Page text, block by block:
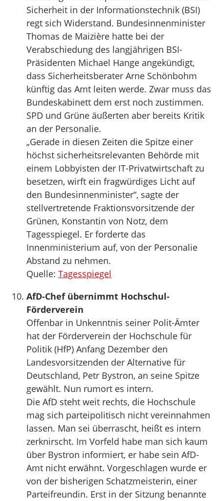
Sicherheit in der Informationstechnik (BSI)
regt sich Widerstand. Bundesinnenminister
Thomas de Maizière hatte bei der
Verabschiedung des langjährigen BSI-
Präsidenten Michael Hange angekündigt,
dass Sicherheitsberater Arne Schönbohm
künftig das Amt leiten werde. Zwar muss das
Bundeskabinett dem erst noch zustimmen.
SPD und Grüne äußerten aber bereits Kritik
an der Personalie.
„Gerade in diesen Zeiten die Spitze einer
höchst sicherheitsrelevanten Behörde mit
einem Lobbyisten der IT-Privatwirtschaft zu
besetzen, wirft ein fragwürdiges Licht auf
den Bundesinnenminister“, sagte der
stellvertretende Fraktionsvorsitzende der
Grünen, Konstantin von Notz, dem
Tagesspiegel. Er forderte das
Innenministerium auf, von der Personalie
Abstand zu nehmen.
Quelle: Tagesspiegel
AfD-Chef übernimmt Hochschul-
Förderverein
Offenbar in Unkenntnis seiner Polit-Ämter
hat der Förderverein der Hochschule für
Politik (HfP) Anfang Dezember den
Landesvorsitzenden der Alternative für
Deutschland, Petr Bystron, an seine Spitze
gewählt. Nun rumort es intern.
Die AfD steht weit rechts, die Hochschule
mag sich parteipolitisch nicht vereinnahmen
lassen. Man sei überrascht, heißt es intern
zerknirscht. Im Vorfeld habe man sich kaum
über Bystron informiert, er habe sein AfD-
Amt nicht erwähnt. Vorgeschlagen wurde er
von der bisherigen Schatzmeisterin, einer
Parteifreundin. Erst in der Sitzung benannte